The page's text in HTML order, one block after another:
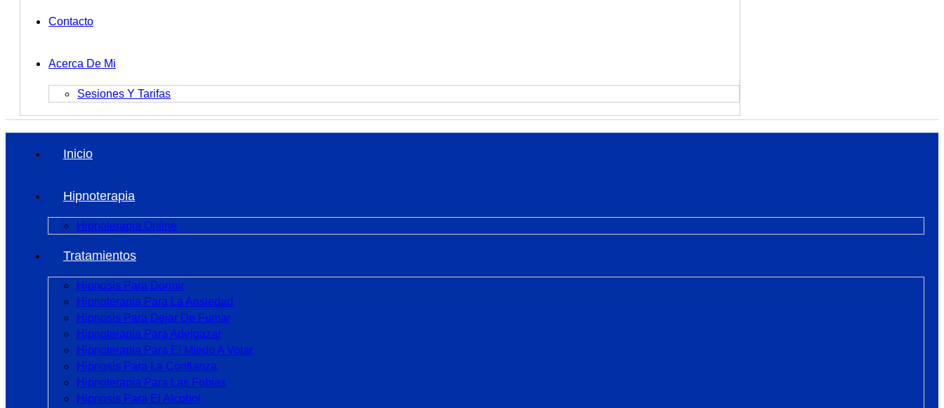
Contacto
Acerca De Mi
Sesiones Y Tarifas
Inicio
Hipnoterapia
Hipnoterapia Online
Tratamientos
Hipnosis Para Dormir
Hipnoterapia Para La Ansiedad
Hipnosis Para Dejar De Fumar
Hipnoterapia Para Adelgazar
Hipnoterapia Para El Miedo A Volar
Hipnosis Para La Confianza
Hipnoterapia Para Las Fobias
Hipnosis Para El Alcohol